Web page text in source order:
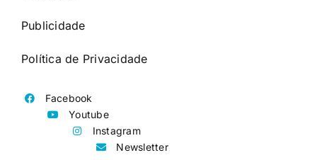
Publicidade
Política de Privacidade
Facebook
Youtube
Instagram
Newsletter